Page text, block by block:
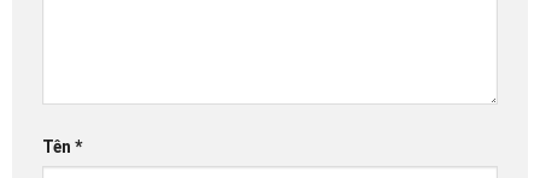
Tên *